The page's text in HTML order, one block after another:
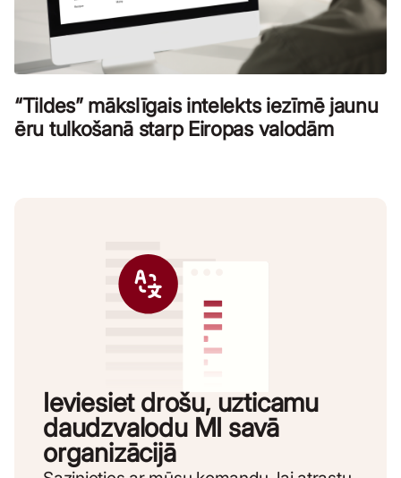
“Tildes” mākslīgais intelekts iezīmē jaunu
ēru tulkošanā starp Eiropas valodām
Ieviesiet drošu, uzticamu
daudzvalodu MI savā
organizācijā